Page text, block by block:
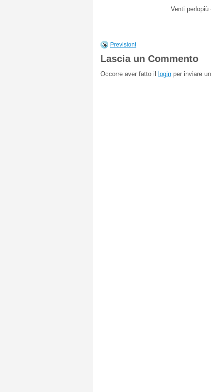
Venti perlopiù
Previsioni
Lascia un Commento
Occorre aver fatto il login per inviare